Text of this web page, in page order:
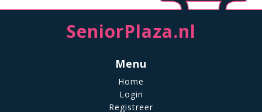
SeniorPlaza.nl
Menu
Home
Login
Registreer